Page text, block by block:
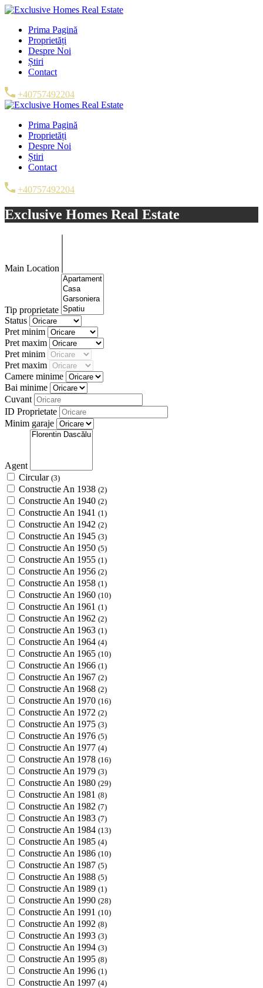
Prima Pagină
Proprietăți
Despre Noi
Știri
Contact
+40757492204
Prima Pagină
Proprietăți
Despre Noi
Știri
Contact
+40757492204
Exclusive Homes Real Estate
Main Location
Tip proprietate
Status
Pret minim
Pret maxim
Pret minim
Pret maxim
Camere minime
Bai minime
Cuvant
ID Proprietate
Minim garaje
Agent
Circular (3)
Constructie An 1938 (2)
Constructie An 1940 (2)
Constructie An 1941 (1)
Constructie An 1942 (2)
Constructie An 1945 (3)
Constructie An 1950 (5)
Constructie An 1955 (1)
Constructie An 1956 (2)
Constructie An 1958 (1)
Constructie An 1960 (10)
Constructie An 1961 (1)
Constructie An 1962 (2)
Constructie An 1963 (1)
Constructie An 1964 (4)
Constructie An 1965 (10)
Constructie An 1966 (1)
Constructie An 1967 (2)
Constructie An 1968 (2)
Constructie An 1970 (16)
Constructie An 1972 (2)
Constructie An 1975 (3)
Constructie An 1976 (5)
Constructie An 1977 (4)
Constructie An 1978 (16)
Constructie An 1979 (3)
Constructie An 1980 (29)
Constructie An 1981 (8)
Constructie An 1982 (7)
Constructie An 1983 (7)
Constructie An 1984 (13)
Constructie An 1985 (4)
Constructie An 1986 (10)
Constructie An 1987 (5)
Constructie An 1988 (5)
Constructie An 1989 (1)
Constructie An 1990 (28)
Constructie An 1991 (10)
Constructie An 1992 (8)
Constructie An 1993 (3)
Constructie An 1994 (3)
Constructie An 1995 (8)
Constructie An 1996 (1)
Constructie An 1997 (4)